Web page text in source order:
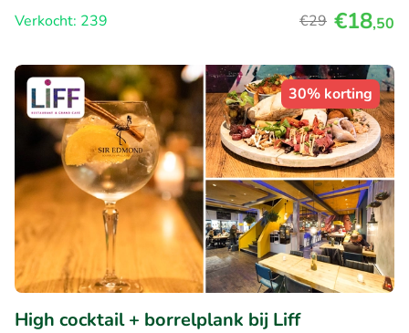
Verkocht: 239
€29 €18,50
30% korting
High cocktail + borrelplank bij Liff